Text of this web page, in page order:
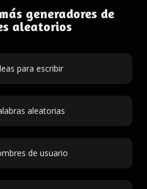
generadores de
aleatorios
para escribir
aleatorias
de usuario